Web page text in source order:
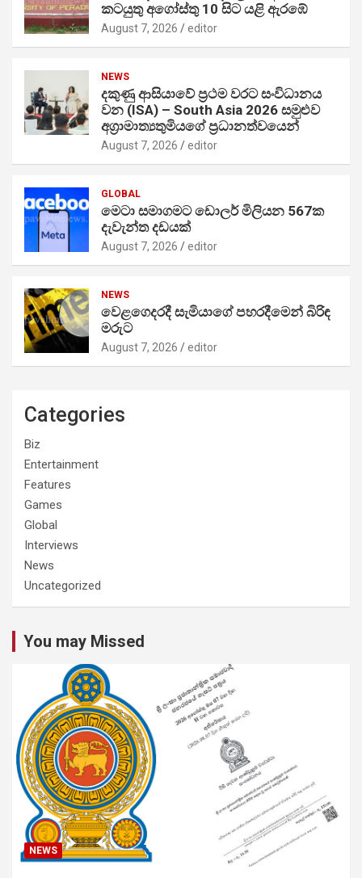
කටයුතු අගෝස්තු 10 සිට යළි ඇරඹේ
August 7, 2026 editor
NEWS
දකුණු ආසියාවේ ප්‍රථම වරට සංවිධානය
වන (ISA) – South Asia 2026 සමුළුව
අග්‍රාමාත්‍යතුමියගේ ප්‍රධානත්වයෙන්
August 7, 2026 editor
GLOBAL
මෙටා සමාගමට ඩොලර් මිලියන 567ක
දැවැන්ත දඩයක්
August 7, 2026 editor
NEWS
වෙළගෙදරදී සැමියාගේ පහරදීමෙන් බිරිඳ
මරුට
August 7, 2026 editor
Categories
Biz
Entertainment
Features
Games
Global
Interviews
News
Uncategorized
You may Missed
NEWS